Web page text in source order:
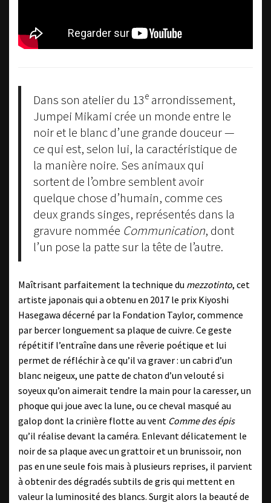
Dans son atelier du 13e arrondissement,
Jumpei Mikami crée un monde entre le
noir et le blanc d’une grande douceur —
ce qui est, selon lui, la caractéristique de
la manière noire. Ses animaux qui
sortent de l’ombre semblent avoir
quelque chose d’humain, comme ces
deux grands singes, représentés dans la
gravure nommée Communication, dont
l’un pose la patte sur la tête de l’autre.
Maîtrisant parfaitement la technique du mezzotinto, cet
artiste japonais qui a obtenu en 2017 le prix Kiyoshi
Hasegawa décerné par la Fondation Taylor, commence
par bercer longuement sa plaque de cuivre. Ce geste
répétitif l’entraîne dans une rêverie poétique et lui
permet de réfléchir à ce qu’il va graver : un cabri d’un
blanc neigeux, une patte de chaton d’un velouté si
soyeux qu’on aimerait tendre la main pour la caresser, un
phoque qui joue avec la lune, ou ce cheval masqué au
galop dont la crinière flotte au vent Comme des épis
qu’il réalise devant la caméra. Enlevant délicatement le
noir de sa plaque avec un grattoir et un brunissoir, non
pas en une seule fois mais à plusieurs reprises, il parvient
à obtenir des dégradés subtils de gris qui mettent en
valeur la luminosité des blancs. Surgit alors la beauté de